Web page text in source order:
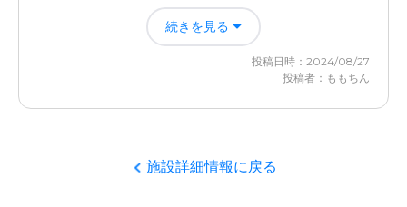
職員、スタッフの方々は明るく挨拶してくださいました。
また、玄関にお出迎えしてくれた入居者の高齢女性はにこ
やかにしており、他の方々とお話しながら過ごされてまし
外観・内装・居室・設備について
由に歩いてしまうと心配ではありますが、歩行運動にもな
るのかなという印象もありました。
続きを見る
投稿日時：2024/08/27
投稿者：ももちん
施設詳細情報に戻る